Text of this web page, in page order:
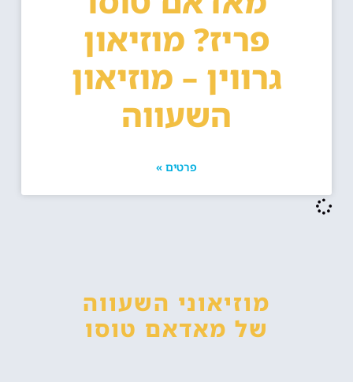
פריז? מוזיאון
גרווין – מוזיאון
השעווה
פרטים »
מוזיאוני השעווה
של מאדאם טוסו